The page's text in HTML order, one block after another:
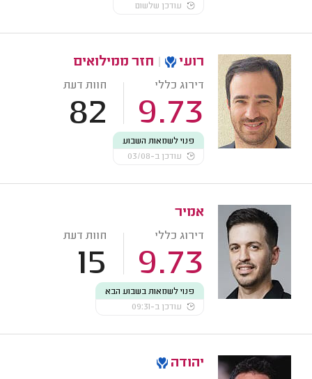
עודכן שלשום
רועי חזר ממילואים
דירוג כללי
9.73
חוות דעת
82
פנוי לשמאות השבוע
עודכן ב-03/08
אמיר
דירוג כללי
9.73
חוות דעת
15
פנוי לשמאות בשבוע הבא
עודכן ב-09:31
יהודה